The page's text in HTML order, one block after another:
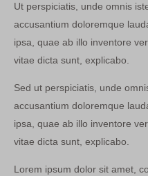
Ut perspiciatis, unde omnis
accusantium doloremque
ipsa, quae ab illo inventore
vitae dicta sunt, explicabo.
Sed ut perspiciatis, unde
accusantium doloremque
ipsa, quae ab illo inventore
vitae dicta sunt, explicabo.
Lorem ipsum dolor sit amet,